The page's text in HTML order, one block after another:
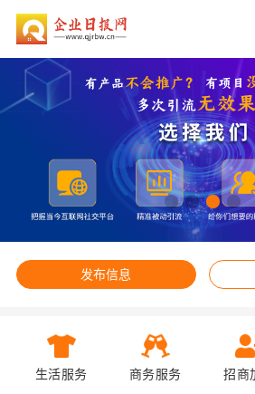
发布信息
生活服务 商务服务 招商